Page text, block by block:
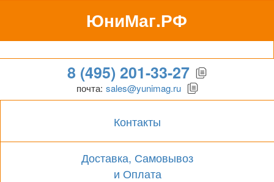
ЮниМаг.РФ
Гипермаркет для бизнеса
8 (495) 201-33-27
почта: sales@yunimag.ru
Контакты
Доставка, Самовывоз
и Оплата